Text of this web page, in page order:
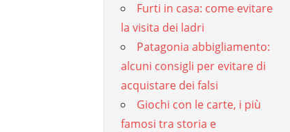
Furti in casa: come evitare
la visita dei ladri
Patagonia abbigliamento:
alcuni consigli per evitare di
acquistare dei falsi
Giochi con le carte, i più
famosi tra storia e